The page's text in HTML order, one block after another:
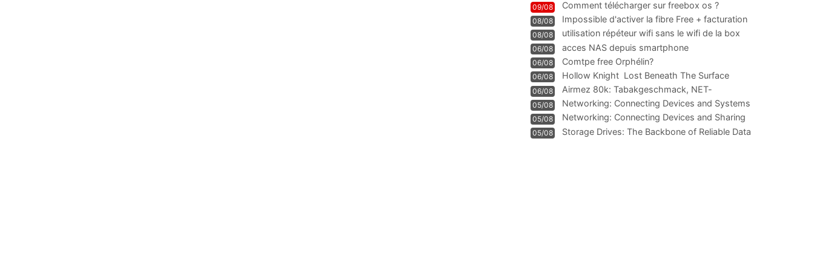
09/08 Comment télécharger sur freebox os ?
08/08
Impossible d'activer la fibre Free + facturation
résiliation
08/08 utilisation répéteur wifi sans le wifi de la box
06/08 acces NAS depuis smartphone
06/08 Comtpe free Orphélin?
06/08 Hollow Knight  Lost Beneath The Surface
06/08
Airmez 80k: Tabakgeschmack, NET-
Technologie und Leistung im
05/08 Networking: Connecting Devices and Systems
05/08
Networking: Connecting Devices and Sharing
Information
05/08
Storage Drives: The Backbone of Reliable Data